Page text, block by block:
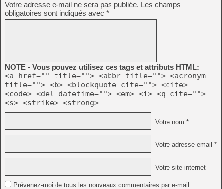
Votre adresse e-mail ne sera pas publiée. Les champs
obligatoires sont indiqués avec *
NOTE - Vous pouvez utilisez ces tags et attributs HTML:
<a href="" title=""> <abbr title=""> <acronym
title=""> <b> <blockquote cite=""> <cite>
<code> <del datetime=""> <em> <i> <q cite="">
<s> <strike> <strong>
Votre nom *
Votre adresse email *
Votre site internet
Prévenez-moi de tous les nouveaux commentaires par e-mail.